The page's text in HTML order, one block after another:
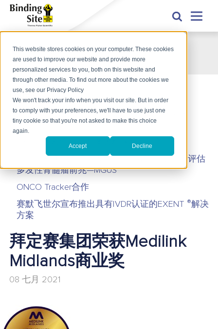
This website stores cookies on your computer. These cookies
are used to improve our website and provide more
personalized services to you, both on this website and
through other media. To find out more about the cookies we
use, see our Privacy Policy
We won't track your info when you visit our site. But in order
to comply with your preferences, we'll have to use just one
tiny cookie so that you're not asked to make this choice
again.
Accept Decline
拜定赛集团荣获Medilink Midlands商业奖
Latest
赛默飞世尔科技EXENT®质谱分析系统获美国
510(k)许可，助力多发性骨髓瘤诊断
®
系统现已在澳大利亚和新西兰上市
Freelite检测试剂盒获得510(k)扩展许可，用于评估
多发性骨髓瘤前兆—MGUS
ONCO Tracker合作
赛默飞世尔宣布推出具有IVDR认证的EXENT ®解决
方案
拜定赛集团荣获Medilink
Midlands商业奖
08 七月 2021